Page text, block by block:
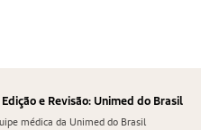
e Revisão: Unimed do Brasil
médica da Unimed do Brasil